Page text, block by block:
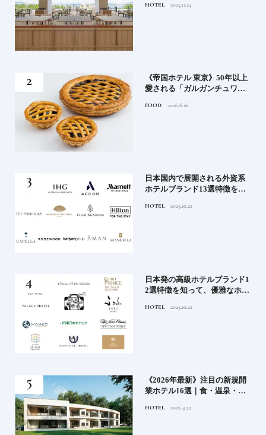
ィホテルまでご紹介【前編】
HOTEL 2025.11.24
《帝国ホテル 東京》50年以上
愛される「ガルガンチュワ」
テルの美味しいスイーツ
FOOD 2026.6.16
日本国内で展開される外資系
ホテルブランド13選特徴を知
満喫｜ホテルブランド大解剖
HOTEL 2025.10.22
日本発の高級ホテルブランド1
2選特徴を知って、優雅なホテ
ンド大解剖①
HOTEL 2025.10.22
《2026年最新》注目の新規開
業ホテル16選｜食・温泉・リ
HOTEL 2026.4.22